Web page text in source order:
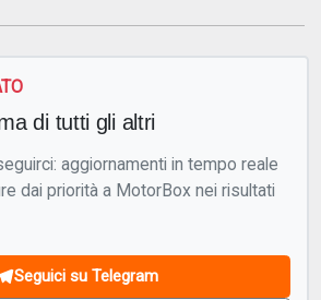
di tutti gli altri
aggiornamenti in tempo reale
dai priorità a MotorBox nei risultati
Seguici su Telegram